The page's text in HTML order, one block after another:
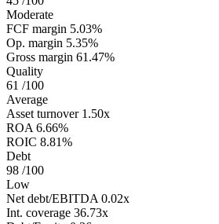
Moderate
FCF margin 5.03%
Op. margin 5.35%
Gross margin 61.47%
Quality
61 /100
Average
Asset turnover 1.50x
ROA 6.66%
ROIC 8.81%
Debt
98 /100
Low
Net debt/EBITDA 0.02x
Int. coverage 36.73x